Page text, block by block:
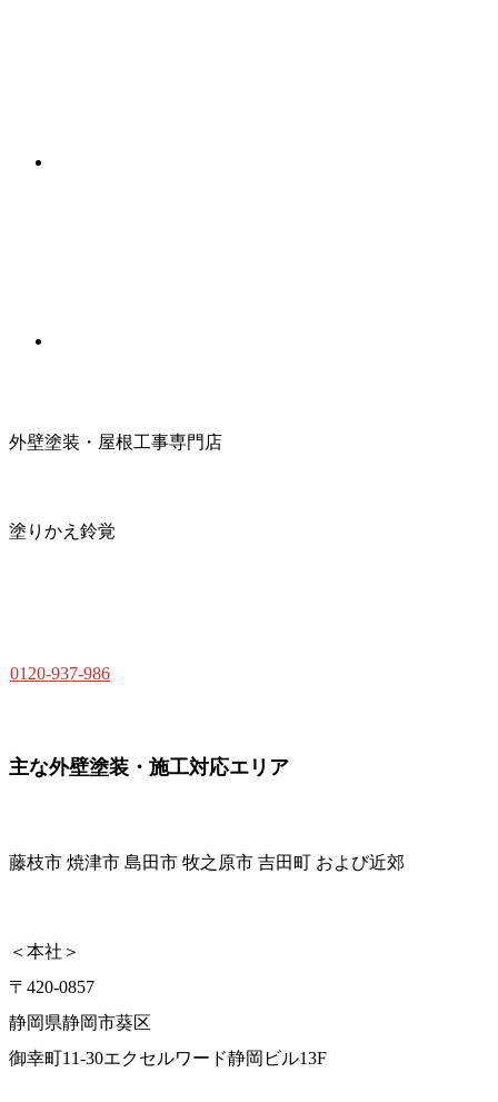
外壁塗装・屋根工事専門店
塗りかえ鈴覚
0120-937-986
主な外壁塗装・施工対応エリア
藤枝市 焼津市 島田市 牧之原市 吉田町 および近郊
＜本社＞
〒420-0857
静岡県静岡市葵区
御幸町11-30エクセルワード静岡ビル13F